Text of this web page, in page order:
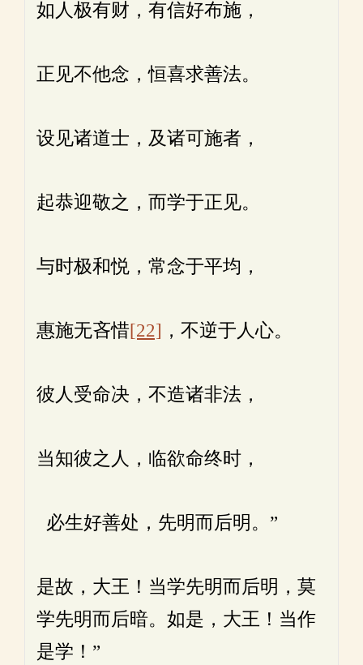
如人极有财，有信好布施，
正见不他念，恒喜求善法。
设见诸道士，及诸可施者，
起恭迎敬之，而学于正见。
与时极和悦，常念于平均，
惠施无吝惜[22] ，不逆于人心。
彼人受命决，不造诸非法，
当知彼之人，临欲命终时，
必生好善处，先明而后明。”
是故，大王！当学先明而后明，莫
学先明而后暗。如是，大王！当作
是学！”